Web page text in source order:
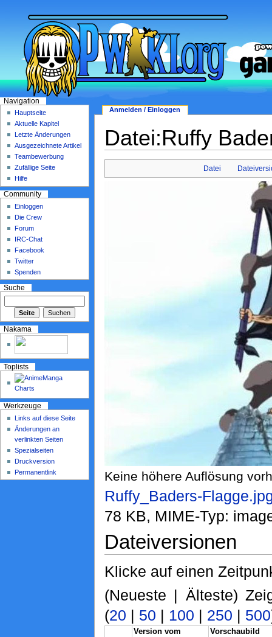
Datei:Ruffy
Datei
Keine höhere Auflösung
Ruffy_Baders-
78 KB, MIME-Typ:
Dateiversionen
Klicke auf einen
(Neueste | Älteste)
(20 | 50 | 100 | 250 | 500
Version vom
Vorschaubild
Anmelden / Einloggen
Navigation
Hauptseite
Aktuelle Kapitel
Letzte Änderungen
Ausgezeichnete Artikel
Teambewerbung
Zufällige Seite
Hilfe
Community
Einloggen
Die Crew
Forum
IRC-Chat
Facebook
Twitter
Spenden
Suche
Nakama
Toplists
Werkzeuge
Links auf diese Seite
Änderungen an
verlinkten Seiten
Spezialseiten
Druckversion
Permanentlink